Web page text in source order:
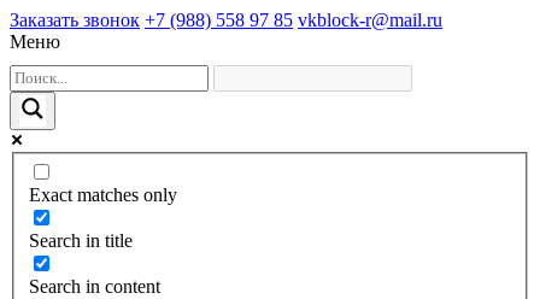
Заказать звонок +7 (988) 558 97 85 vkblock-r@mail.ru
Меню
Exact matches only
Search in title
Search in content